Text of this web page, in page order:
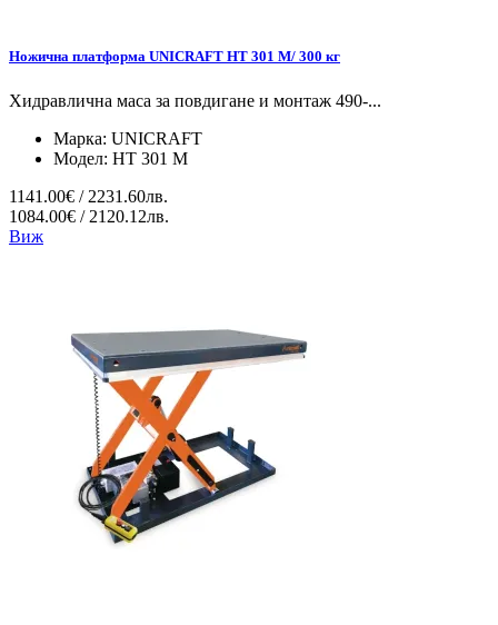
Ножична платформа UNICRAFT HT 301 M/ 300 кг
Хидравлична маса за повдигане и монтаж 490-...
Марка: UNICRAFT
Модел: HT 301 M
1141.00€ / 2231.60лв.
1084.00€ / 2120.12лв.
Виж